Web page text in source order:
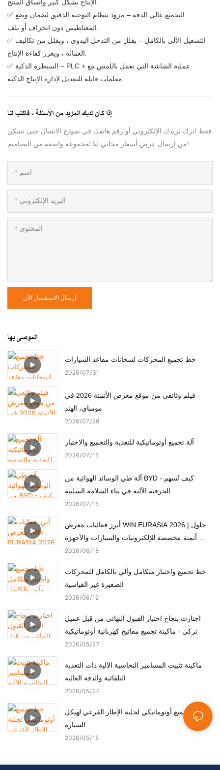
✅ التجميع عالي الدقة – مزود بنظام التوجيه الدقيق لضمان وضع
✅ التشغيل الآلي بالكامل – يقلل من التدخل اليدوي ، ويقلل من تكاليف
✅ السيطرة الذكية – PLC + عملية الشاشة التي تعمل باللمس مع
إذا كان لديك المزيد من الأسئلة ، فاكتب لنا
فقط اترك بريدك الإلكتروني أو رقم هاتفك في نموذج الاتصال حتى نتمكن
من إرسال عرض أسعار مجاني لنا لمجموعة واسعة من التصاميم!
اسم
البريد الإلكتروني
المحتوى
إرسال الاستفسار الآن
الموصى بها
خط تجميع المحركات لسخانات مقاعد السيارات
2026 07 31
فيلم وثائقي من موقع معرض الأتمتة 2026 في
مومباي، الهند
2026 07 29
آلة تجميع أوتوماتيكية للتغذية والتجميع والاختبار
2026 07 15
آلة طي الوسائد الهوائية من BYD - كيف تُسهم
الحرفية الآلية في بناء السلامة السلبية
2026 07 15
أبرز فعاليات معرض WIN EURASIA 2026 | حلول
أتمتة مخصصة للإلكترونيات والسيارات والأجهزة
الطبية والمحركات
2026 06 18
خط تجميع واختبار متكامل وآلي بالكامل للمحركات
الصغيرة غير القياسية
2026 06 12
اجتازت بنجاح اختبار القبول النهائي من قبل عميل
تركي - ماكينة تجميع مفاتيح كهربائية أوتوماتيكية
2026 05 27
ماكينة تثبيت المسامير النحاسية الآلية ذات التغذية
التلقائية والدقة العالية
2026 05 27
خط تجميع أوتوماتيكي لجلبة الإطار الفرعي لهيكل
السيارة
2026 05 15